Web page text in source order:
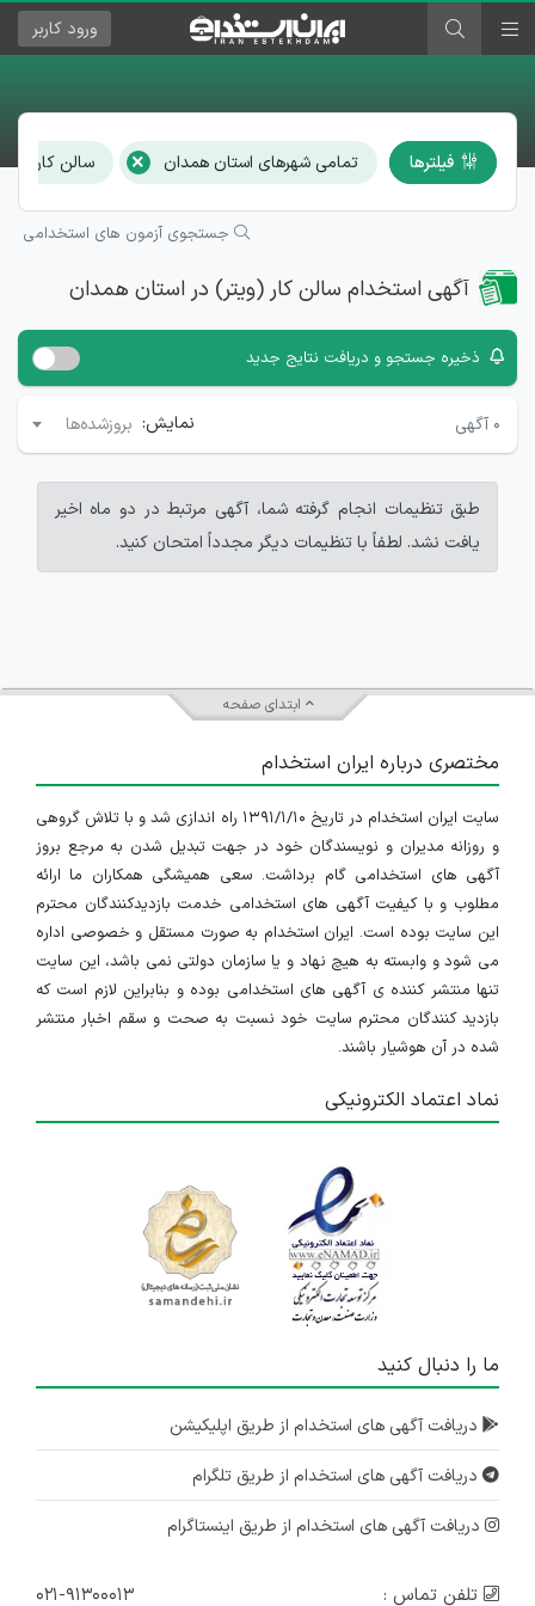
ورود کاربر
فیلترها تمامی شهرهای استان همدان × سالن کار
جستجوی آزمون های استخدامی
آگهی استخدام سالن کار (ویتر) در استان همدان
ذخیره جستجو و دریافت نتایج جدید
۰ آگهی نمایش: بروزشده‌ها
طبق تنظیمات انجام گرفته شما، آگهی مرتبط در دو ماه اخیر
یافت نشد. لطفاً با تنظیمات دیگر مجدداً امتحان کنید.
ابتدای صفحه
مختصری درباره ایران استخدام
سایت ایران استخدام در تاریخ ۱۳۹۱/۱/۱۰ راه اندازی شد و با تلاش گروهی
و روزانه مدیران و نویسندگان خود در جهت تبدیل شدن به مرجع بروز
آگهی های استخدامی گام برداشت. سعی همیشگی همکاران ما ارائه
مطلوب و با کیفیت آگهی های استخدامی خدمت بازدیدکنندگان محترم
این سایت بوده است. ایران استخدام به صورت مستقل و خصوصی اداره
می شود و وابسته به هیچ نهاد و یا سازمان دولتی نمی باشد، این سایت
تنها منتشر کننده ی آگهی های استخدامی بوده و بنابراین لازم است که
بازدید کنندگان محترم سایت خود نسبت به صحت و سقم اخبار منتشر
شده در آن هوشیار باشند.
نماد اعتماد الکترونیکی
ما را دنبال کنید
دریافت آگهی های استخدام از طریق اپلیکیشن
دریافت آگهی های استخدام از طریق تلگرام
دریافت آگهی های استخدام از طریق اینستاگرام
تلفن تماس : ۰۲۱-۹۱۳۰۰۰۱۳